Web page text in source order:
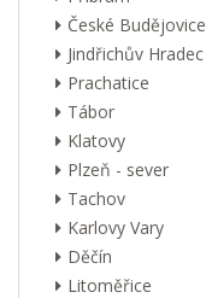
České Budějovice
Jindřichův Hradec
Prachatice
Tábor
Klatovy
Plzeň - sever
Tachov
Karlovy Vary
Děčín
Litoměřice